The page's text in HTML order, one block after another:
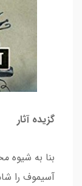
گزیده آثار
بنا به شیوه
آسیموف را شامل بیش